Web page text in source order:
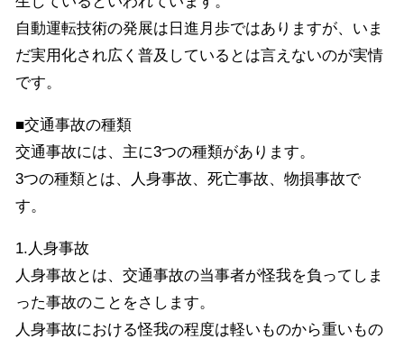
自動運転技術の発展は日進月歩ではありますが、いま
だ実用化され広く普及しているとは言えないのが実情
です。
■交通事故の種類
交通事故には、主に3つの種類があります。
3つの種類とは、人身事故、死亡事故、物損事故で
す。
1.人身事故
人身事故とは、交通事故の当事者が怪我を負ってしま
った事故のことをさします。
人身事故における怪我の程度は軽いものから重いもの